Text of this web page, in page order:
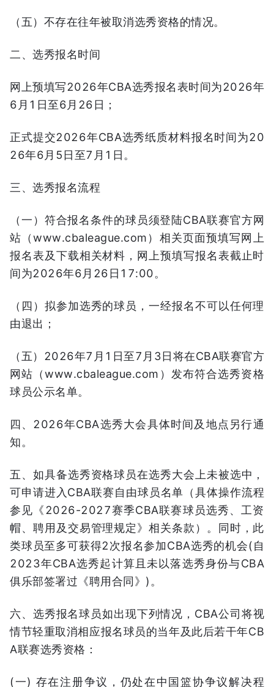
（五）不存在往年被取消选秀资格的情况。
二、选秀报名时间
网上预填写2026年CBA选秀报名表时间为2026年
6月1日至6月26日；
正式提交2026年CBA选秀纸质材料报名时间为20
26年6月5日至7月1日。
三、选秀报名流程
（一）符合报名条件的球员须登陆CBA联赛官方网
站（www.cbaleague.com）相关页面预填写网上
报名表及下载相关材料，网上预填写报名表截止时
间为2026年6月26日17:00。
（四）拟参加选秀的球员，一经报名不可以任何理
由退出；
（五）2026年7月1日至7月3日将在CBA联赛官方
网站（www.cbaleague.com）发布符合选秀资格
球员公示名单。
四、2026年CBA选秀大会具体时间及地点另行通
知。
五、如具备选秀资格球员在选秀大会上未被选中，
可申请进入CBA联赛自由球员名单（具体操作流程
参见《2026-2027赛季CBA联赛球员选秀、工资
帽、聘用及交易管理规定》相关条款）。同时，此
类球员至多可获得2次报名参加CBA选秀的机会(自
2023年CBA选秀起计算且未以落选秀身份与CBA
俱乐部签署过《聘用合同》)。
六、选秀报名球员如出现下列情况，CBA公司将视
情节轻重取消相应报名球员的当年及此后若干年CB
A联赛选秀资格：
(一) 存在注册争议，仍处在中国篮协争议解决程